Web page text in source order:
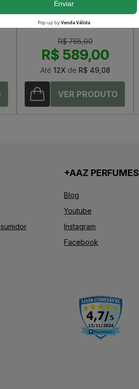
R$ 765,00
R$ 589,00
Até 12Xde R$ 49,08
+AAZ PERFUMES
Blog
Youtube
Instagram
Facebook